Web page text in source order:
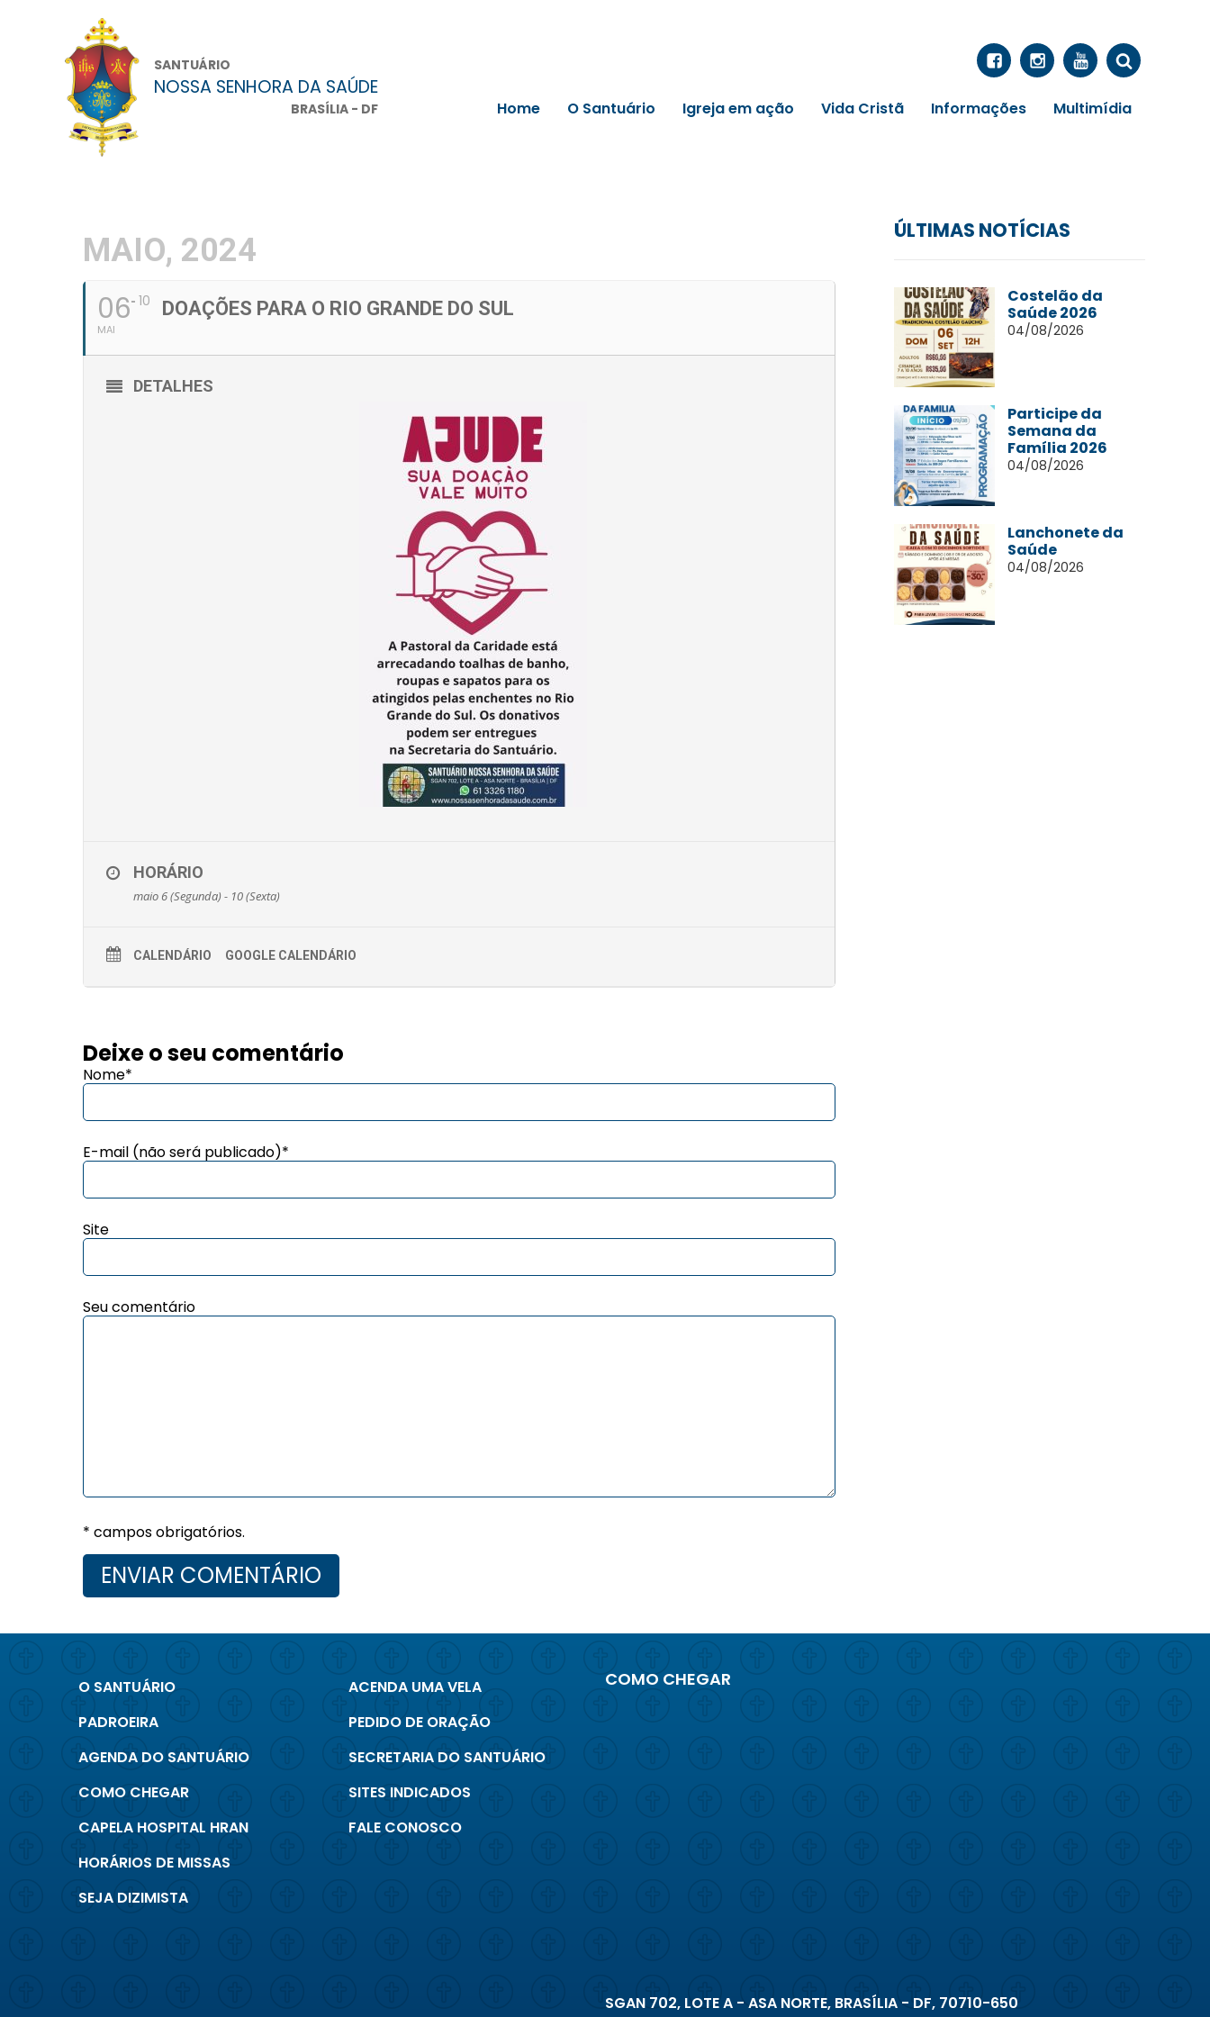
SANTUÁRIO
NOSSA SENHORA DA SAÚDE
BRASÍLIA - DF Home O Santuário Igreja em ação Vida Cristã Informações Multimídia
MAIO, 2024
06
MAI
10 DOAÇÕES PARA O RIO GRANDE DO SUL
DETALHES
HORÁRIO
maio 6 (Segunda) - 10 (Sexta)
CALENDÁRIO GOOGLE CALENDÁRIO
Deixe o seu comentário
Nome*
E-mail (não será publicado)*
Site
Seu comentário
* campos obrigatórios.
ÚLTIMAS NOTÍCIAS
Costelão da
Saúde 2026
04/08/2026
Participe da
Semana da
Família 2026
04/08/2026
Lanchonete da
Saúde
04/08/2026
O SANTUÁRIO
PADROEIRA
AGENDA DO SANTUÁRIO
COMO CHEGAR
CAPELA HOSPITAL HRAN
HORÁRIOS DE MISSAS
SEJA DIZIMISTA
ACENDA UMA VELA
PEDIDO DE ORAÇÃO
SECRETARIA DO SANTUÁRIO
SITES INDICADOS
FALE CONOSCO
COMO CHEGAR
SGAN 702, LOTE A - ASA NORTE, BRASÍLIA - DF, 70710-650